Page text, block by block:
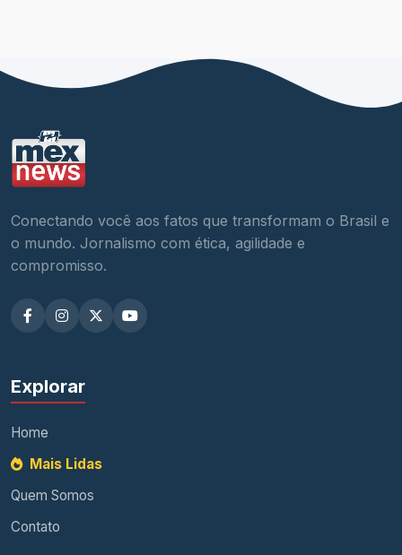
Conectando você aos fatos que transformam o Brasil e
o mundo. Jornalismo com ética, agilidade e
compromisso.
Explorar
Home
Mais Lidas
Quem Somos
Contato